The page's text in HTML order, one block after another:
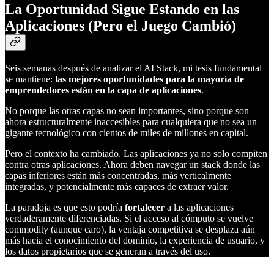
La Oportunidad Sigue Estando en las
Aplicaciones (Pero el Juego Cambió)
Seis semanas después de analizar el AI Stack, mi tesis fundamental
se mantiene: las mejores oportunidades para la mayoría de
emprendedores están en la capa de aplicaciones.
No porque las otras capas no sean importantes, sino porque son
ahora estructuralmente inaccesibles para cualquiera que no sea un
gigante tecnológico con cientos de miles de millones en capital.
Pero el contexto ha cambiado. Las aplicaciones ya no solo compiten
contra otras aplicaciones. Ahora deben navegar un stack donde las
capas inferiores están más concentradas, más verticalmente
integradas, y potencialmente más capaces de extraer valor.
La paradoja es que esto podría fortalecer a las aplicaciones
verdaderamente diferenciadas. Si el acceso al cómputo se vuelve
commodity (aunque caro), la ventaja competitiva se desplaza aún
más hacia el conocimiento del dominio, la experiencia de usuario, y
los datos propietarios que se generan a través del uso.